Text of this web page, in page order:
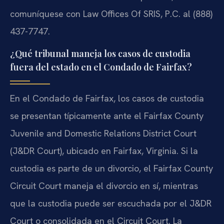
comuníquese con Law Offices Of SRIS, P.C. al (888)
437-7747.
¿Qué tribunal maneja los casos de custodia
fuera del estado en el Condado de Fairfax?
En el Condado de Fairfax, los casos de custodia
se presentan típicamente ante el Fairfax County
Juvenile and Domestic Relations District Court
(J&DR Court), ubicado en Fairfax, Virginia. Si la
custodia es parte de un divorcio, el Fairfax County
Circuit Court maneja el divorcio en sí, mientras
que la custodia puede ser escuchada por el J&DR
Court o consolidada en el Circuit Court. La